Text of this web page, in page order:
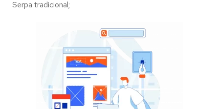
Serpa tradicional;